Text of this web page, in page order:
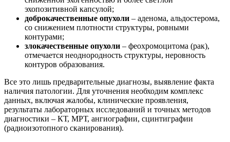
эхопозитивной капсулой;
доброкачественные опухоли – аденома, альдостерома,
со снижением плотности структуры, ровными
контурами;
злокачественные опухоли – феохромоцитома (рак),
отмечается неоднородность структуры, неровность
контуров образования.
Все это лишь предварительные диагнозы, выявление факта
наличия патологии. Для уточнения необходим комплекс
данных, включая жалобы, клинические проявления,
результаты лабораторных исследований и точных методов
диагностики – КТ, МРТ, ангиографии, сцинтиграфии
(радиоизотопного сканирования).